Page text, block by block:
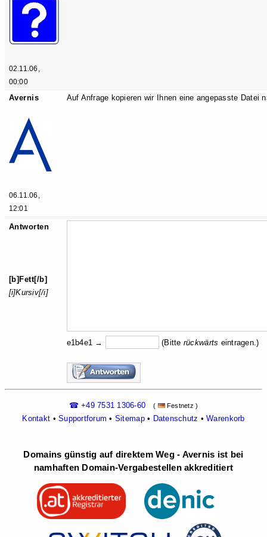
02.11.06,
00:00
Avernis
06.11.06,
12:01
Auf Anfrage kopieren wir Ihnen eine angepasste Datei
Antworten
[b]Fett[/b]
[i]Kursiv[/i]
e1b4e1 → (Bitte rückwärts eintragen.)
☎ +49 7531 1306-60 ( Festnetz )
Kontakt •Supportforum • Sitemap• Datenschutz •Warenkorb
Domains günstig auf direktem Weg - Avernis ist bei
namhaften Domain-Vergabestellen akkreditiert